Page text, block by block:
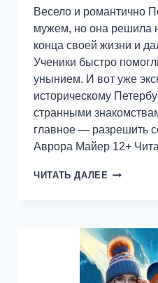
Весело и романтично
мужем, но она решила
конца своей жизни и
Ученики быстро
унынием. И вот уже
историческому
странными
главное — разрешить
Аврора Майер 12+
ЧИТАТЬ ДАЛЕЕ